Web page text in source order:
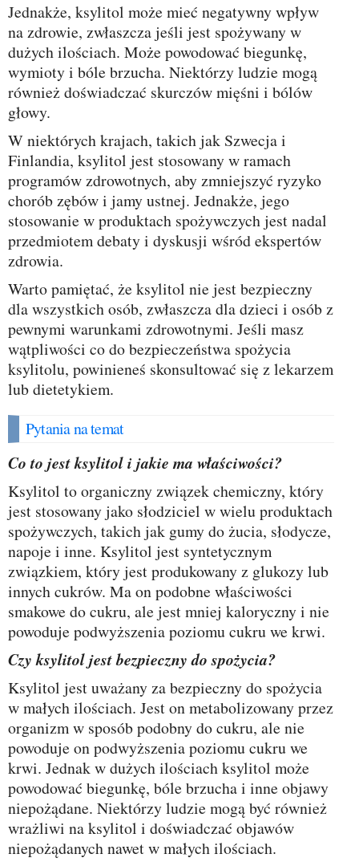
Jednakże, ksylitol może mieć negatywny wpływ
na zdrowie, zwłaszcza jeśli jest spożywany w
dużych ilościach. Może powodować biegunkę,
wymioty i bóle brzucha. Niektórzy ludzie mogą
również doświadczać skurczów mięśni i bólów
głowy.
W niektórych krajach, takich jak Szwecja i
Finlandia, ksylitol jest stosowany w ramach
programów zdrowotnych, aby zmniejszyć ryzyko
chorób zębów i jamy ustnej. Jednakże, jego
stosowanie w produktach spożywczych jest nadal
przedmiotem debaty i dyskusji wśród ekspertów
zdrowia.
Warto pamiętać, że ksylitol nie jest bezpieczny
dla wszystkich osób, zwłaszcza dla dzieci i osób z
pewnymi warunkami zdrowotnymi. Jeśli masz
wątpliwości co do bezpieczeństwa spożycia
ksylitolu, powinieneś skonsultować się z lekarzem
lub dietetykiem.
Pytania na temat
Co to jest ksylitol i jakie ma właściwości?
Ksylitol to organiczny związek chemiczny, który
jest stosowany jako słodziciel w wielu produktach
spożywczych, takich jak gumy do żucia, słodycze,
napoje i inne. Ksylitol jest syntetycznym
związkiem, który jest produkowany z glukozy lub
innych cukrów. Ma on podobne właściwości
smakowe do cukru, ale jest mniej kaloryczny i nie
powoduje podwyższenia poziomu cukru we krwi.
Czy ksylitol jest bezpieczny do spożycia?
Ksylitol jest uważany za bezpieczny do spożycia
w małych ilościach. Jest on metabolizowany przez
organizm w sposób podobny do cukru, ale nie
powoduje on podwyższenia poziomu cukru we
krwi. Jednak w dużych ilościach ksylitol może
powodować biegunkę, bóle brzucha i inne objawy
niepożądane. Niektórzy ludzie mogą być również
wrażliwi na ksylitol i doświadczać objawów
niepożądanych nawet w małych ilościach.